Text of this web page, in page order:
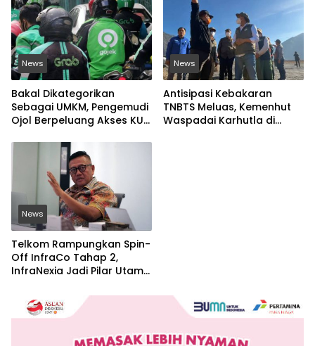
News
Bakal Dikategorikan
Sebagai UMKM, Pengemudi
Ojol Berpeluang Akses KUR
News
Antisipasi Kebakaran
TNBTS Meluas, Kemenhut
Waspadai Karhutla di
News
Telkom Rampungkan Spin-
Off InfraCo Tahap 2,
InfraNexia Jadi Pilar Utama
Connectivity